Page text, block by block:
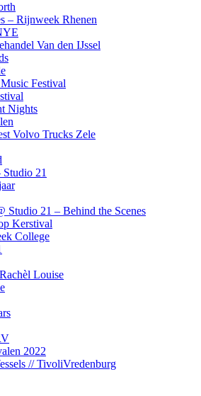
– Rijnweek Rhenen
Van den IJssel
Festival
Nights
Volvo Trucks Zele
21
Studio 21 – Behind the Scenes
Kerstival
College
Louise
2022
// TivoliVredenburg